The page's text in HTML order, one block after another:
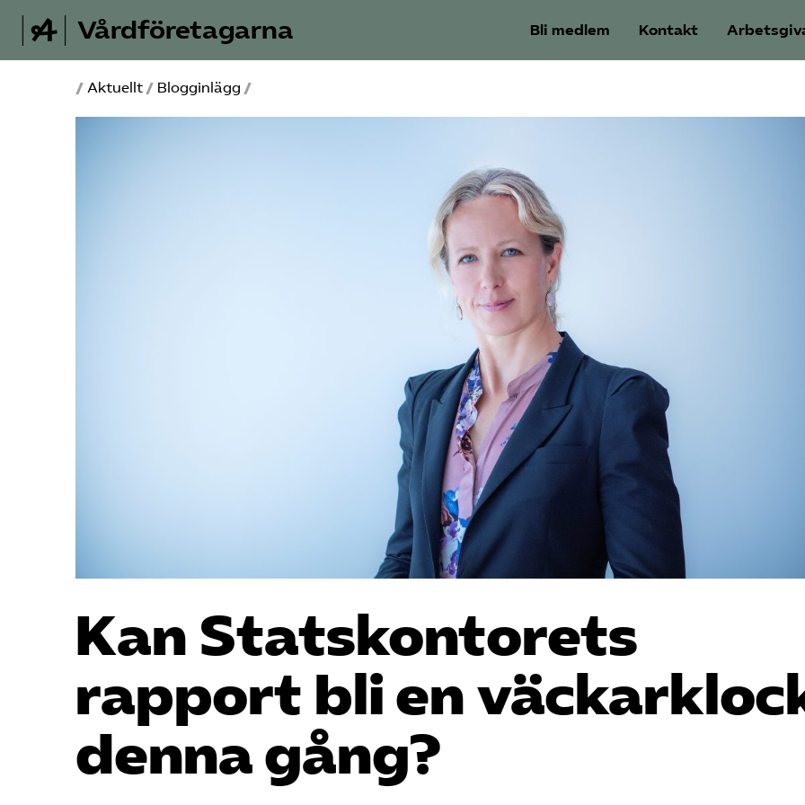
Vårdföretagarna Bli medlem Kontakt
/ Aktuellt / Blogginlägg /
Kan Statskontorets
rapport bli en
denna gång?